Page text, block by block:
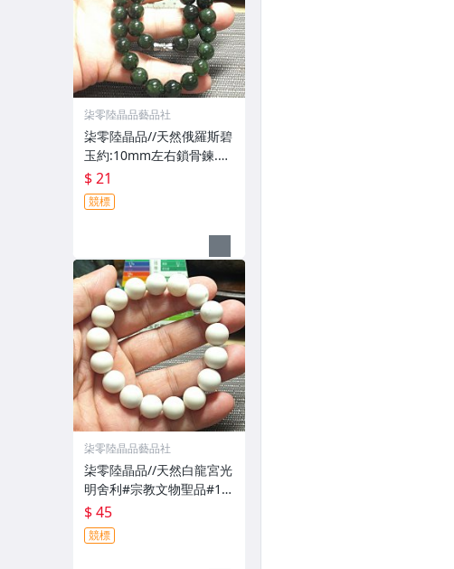
柒零陸晶品藝品社
柒零陸晶品//天然俄羅斯碧
玉約:10mm左右鎖骨鍊.項
鍊(7619)一元起標無底價
$ 21
競標
柒零陸晶品藝品社
柒零陸晶品//天然白龍宮光
明舍利#宗教文物聖品#12
mm+手串.手珠(7618)一元
起標無底價
$ 45
競標